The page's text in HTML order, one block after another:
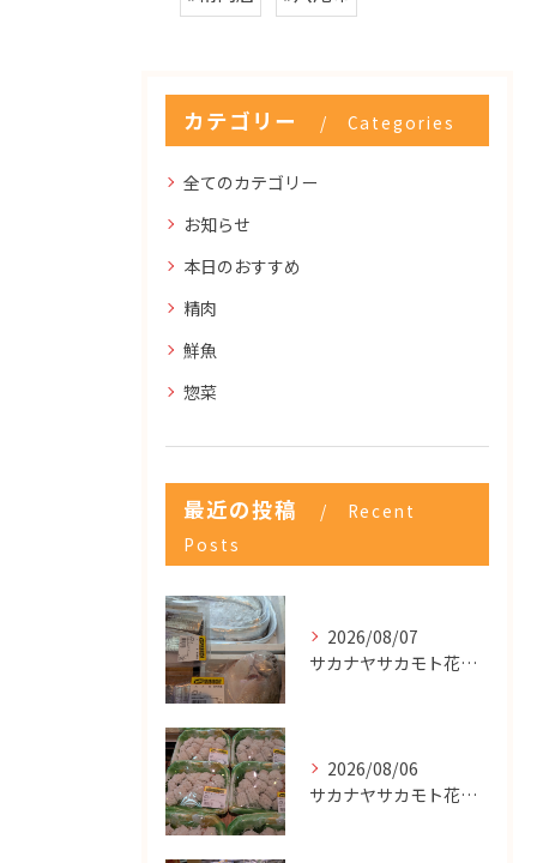
カテゴリー Categories
全てのカテゴリー
お知らせ
本日のおすすめ
精肉
鮮魚
惣菜
最近の投稿
Recent
Posts
2026/08/07
サカナヤサカモト花園店
2026/08/06
サカナヤサカモト花園店